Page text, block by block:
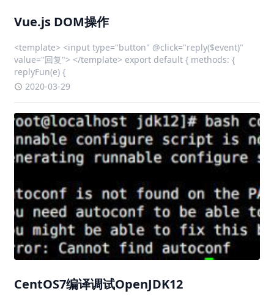
CentOS7编译调试OpenJDK12
1. 下载源码https://hg.openjdk.java.net/jdk/jdk12点击左侧的
browse，再点击zip，就可以下载zip格式的源码压缩包。unzip
xxx.zip 解压文件2. 安装jdkyum install java-11-openjdk-devel
-y3. 运行con
2020-04-23